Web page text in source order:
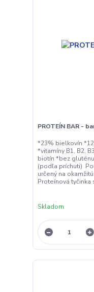
PROTEÍN BAR -
*23% bielkovín
*vitamíny B1, B2,
biotín *bez
(podľa príchuti)
určený na
Proteínová tyčinka
Skladom